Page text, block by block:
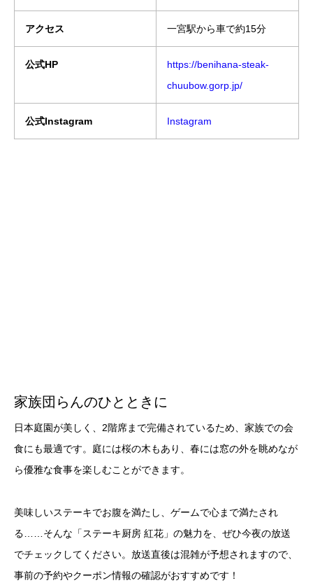
アクセス 一宮駅から車で約15分
公式HP
https://benihana-steak-
chuubow.gorp.jp/
公式Instagram Instagram
家族団らんのひとときに
日本庭園が美しく、2階席まで完備されているため、家族での会
食にも最適です。庭には桜の木もあり、春には窓の外を眺めなが
ら優雅な食事を楽しむことができます。
美味しいステーキでお腹を満たし、ゲームで心まで満たされ
る……そんな「ステーキ厨房 紅花」の魅力を、ぜひ今夜の放送
でチェックしてください。放送直後は混雑が予想されますので、
事前の予約やクーポン情報の確認がおすすめです！